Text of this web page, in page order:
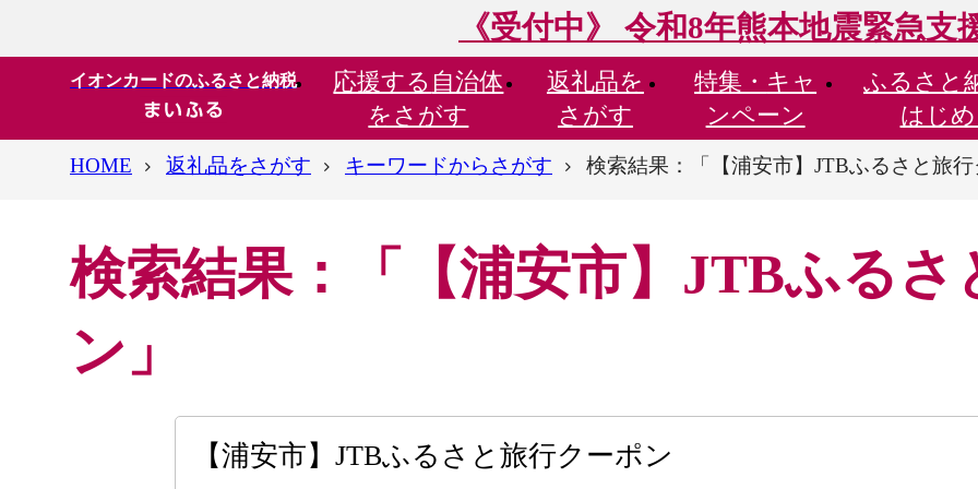
《受付中》 令和8年熊本地震緊急支
イオンカードのふるさと納税 応援する 自治体
をさがす
返礼品を
さがす
特集・ キャ
ンペーン
ふるさと
はじ
HOME 返礼品をさがす キーワードからさがす 検索結果：「【浦安市】JTBふるさと旅
検索結果：「【浦安市】JTBふるさ
ン」